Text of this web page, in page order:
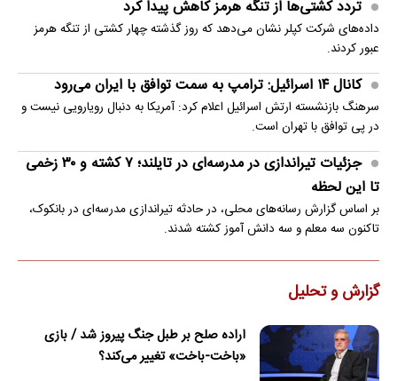
تردد کشتی‌ها از تنگه هرمز کاهش پیدا کرد
داده‌های شرکت کپلر نشان می‌دهد که روز گذشته چهار کشتی از تنگه هرمز
عبور کردند.
کانال ۱۴ اسرائیل: ترامپ به سمت توافق با ایران می‌رود
سرهنگ بازنشسته ارتش اسرائیل اعلام کرد: آمریکا به دنبال رویارویی نیست و
در پی توافق با تهران است.
جزئیات تیراندازی در مدرسه‌ای در تایلند؛ ۷ کشته و ۳۰ زخمی
تا این لحظه
بر اساس گزارش رسانه‌های محلی، در حادثه تیراندازی مدرسه‌ای در بانکوک،
تاکنون سه معلم و سه دانش آموز کشته شدند.
گزارش و تحلیل
اراده صلح بر طبل جنگ پیروز شد / بازی
«باخت-باخت» تغییر می‌کند؟